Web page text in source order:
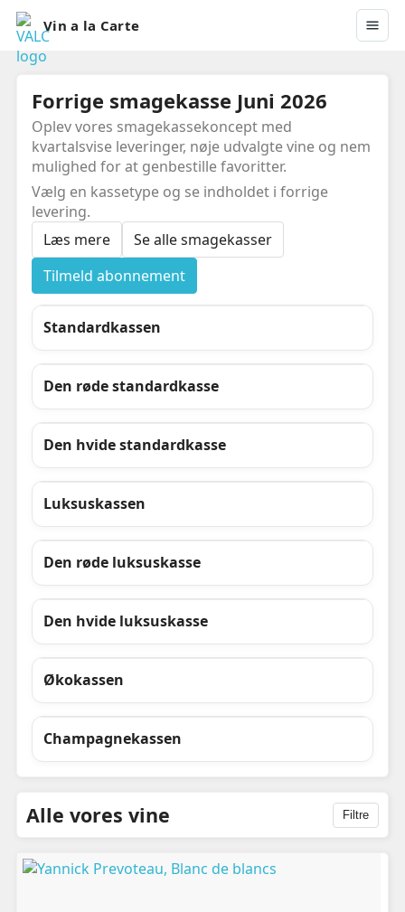
Vin a la Carte
Forrige smagekasse Juni 2026
Oplev vores smagekassekoncept med
kvartalsvise leveringer, nøje udvalgte vine og nem
mulighed for at genbestille favoritter.
Vælg en kassetype og se indholdet i forrige
levering.
Læs mere
Se alle smagekasser
Tilmeld abonnement
Standardkassen
Den røde standardkasse
Den hvide standardkasse
Luksuskassen
Den røde luksuskasse
Den hvide luksuskasse
Økokassen
Champagnekassen
Alle vores vine Filtre